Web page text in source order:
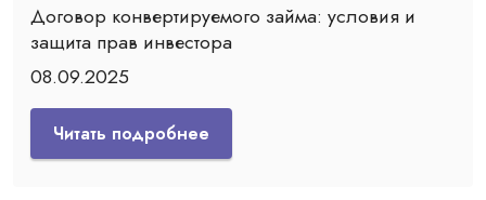
Договор конвертируемого займа: условия и
защита прав инвестора
08.09.2025
Читать подробнее